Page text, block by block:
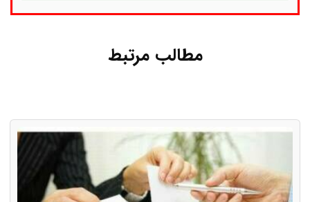
مطالب مرتبط